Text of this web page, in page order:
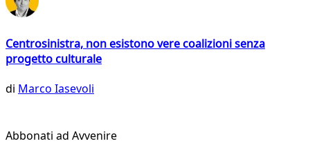
Centrosinistra, non esistono vere coalizioni senza
progetto culturale
di Marco Iasevoli
Abbonati ad Avvenire